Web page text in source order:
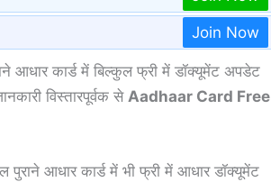
Join Now
आधार कार्ड में बिल्कुल फ्री में डॉक्यूमेंट अपडेट
विस्तारपूर्वक से Aadhaar Card Free
आधार कार्ड में भी फ्री में आधार डॉक्यूमेंट